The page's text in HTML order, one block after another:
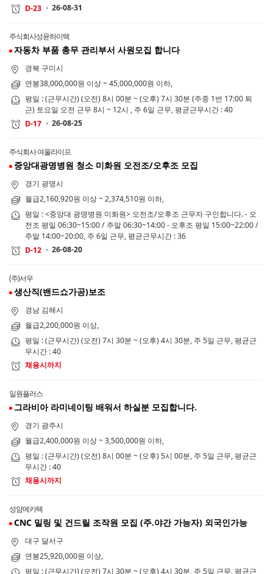
D-23
26-08-31
주식회사성윤하이텍
자동차 부품 총무 관리부서 사원모집 합니다
경북 구미시
연봉38,000,000원 이상 ~ 45,000,000원 이하,
평일 : (근무시간) (오전) 8시 00분 ~ (오후) 7시 30분 (주중 1번 17:00 퇴
근) 토요일 오전 근무 8시 ~ 12시 , 주 6일 근무, 평균근무시간 : 40
D-17
26-08-25
주식회사 여울라이프
중앙대광명병원 청소 미화원 오전조/오후조 모집
경기 광명시
월급2,160,920원 이상 ~ 2,374,510원 이하,
평일 : <중앙대 광명병원 미화원> 오전조/오후조 근무자 구인합니다. - 오
전조 평일 06:30~15:00 / 주말 06:30~14:00 - 오후조 평일 15:00~22:00 /
주말 14:00~20:00, 주 6일 근무, 평균근무시간 : 36
D-12
26-08-20
(주)서우
생산직(밴드쇼가공)보조
경남 김해시
월급2,200,000원 이상,
평일 : (근무시간) (오전) 7시 30분 ~ (오후) 4시 30분, 주 5일 근무, 평균근
무시간 : 40
채용시까지
일원플러스
그라비아 라미네이팅 배워서 하실분 모집합니다.
경기 광주시
월급2,400,000원 이상 ~ 3,500,000원 이하,
평일 : (근무시간) (오전) 8시 00분 ~ (오후) 5시 00분, 주 5일 근무, 평균근
무시간 : 40
채용시까지
성암메카텍
CNC 밀링 및 건드릴 조작원 모집 (주.야간 가능자) 외국인가능
대구 달서구
연봉25,920,000원 이상,
평일 : (근무시간) (오전) 7시 30분 ~ (오후) 4시 30분, 주 5일 근무, 평균근